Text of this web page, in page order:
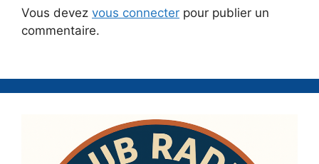
Vous devez vous connecter pour publier un
commentaire.